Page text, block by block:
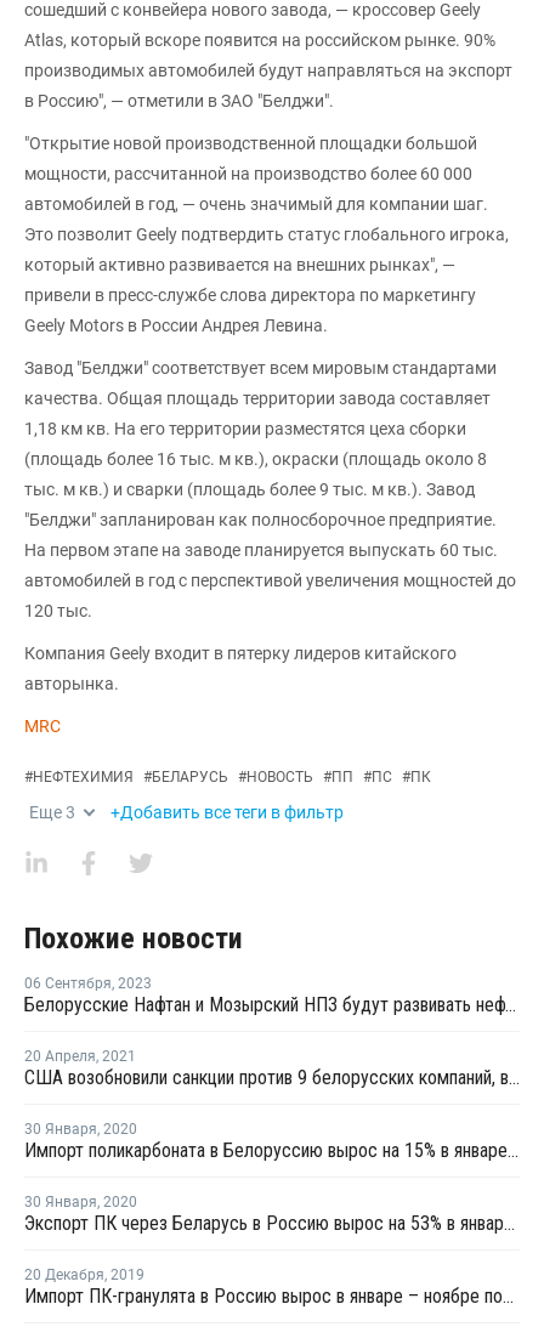
сошедший с конвейера нового завода, — кроссовер Geely
Atlas, который вскоре появится на российском рынке. 90%
производимых автомобилей будут направляться на экспорт
в Россию", — отметили в ЗАО "Белджи".
"Открытие новой производственной площадки большой
мощности, рассчитанной на производство более 60 000
автомобилей в год, — очень значимый для компании шаг.
Это позволит Geely подтвердить статус глобального игрока,
который активно развивается на внешних рынках", —
привели в пресс-службе слова директора по маркетингу
Geely Motors в России Андрея Левина.
Завод "Белджи" соответствует всем мировым стандартами
качества. Общая площадь территории завода составляет
1,18 км кв. На его территории разместятся цеха сборки
(площадь более 16 тыс. м кв.), окраски (площадь около 8
тыс. м кв.) и сварки (площадь более 9 тыс. м кв.). Завод
"Белджи" запланирован как полносборочное предприятие.
На первом этапе на заводе планируется выпускать 60 тыс.
автомобилей в год с перспективой увеличения мощностей до
120 тыс.
Компания Geely входит в пятерку лидеров китайского
авторынка.
MRC
#НЕФТЕХИМИЯ #БЕЛАРУСЬ #НОВОСТЬ #ПП #ПС #ПК
Еще3 +Добавить все теги в фильтр
Похожие новости
06 Сентября, 2023
Белорусские Нафтан и Мозырский НПЗ будут развивать нефтехимию
20 Апреля, 2021
США возобновили санкции против 9 белорусских компаний, включая Нафтан и Белнефтехим
30 Января, 2020
Импорт поликарбоната в Белоруссию вырос на 15% в январе – ноябре 2019 года
30 Января, 2020
Экспорт ПК через Беларусь в Россию вырос на 53% в январе – ноябре 2019 года
20 Декабря, 2019
Импорт ПК-гранулята в Россию вырос в январе – ноябре почти в 2 раза